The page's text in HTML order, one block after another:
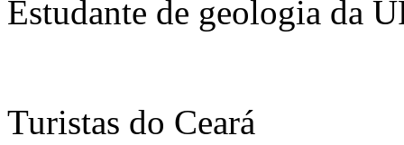
Estudante de geologia da
Turistas do Ceará